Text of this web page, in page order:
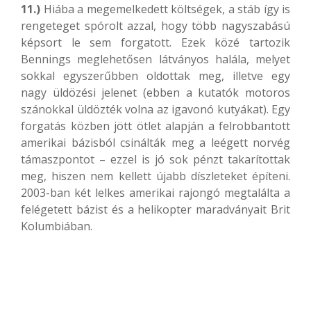
11.) Hiába a megemelkedett költségek, a stáb így is
rengeteget spórolt azzal, hogy több nagyszabású
képsort le sem forgatott. Ezek közé tartozik
Bennings meglehetősen látványos halála, melyet
sokkal egyszerűbben oldottak meg, illetve egy
nagy üldözési jelenet (ebben a kutatók motoros
szánokkal üldözték volna az igavonó kutyákat). Egy
forgatás közben jött ötlet alapján a felrobbantott
amerikai bázisból csinálták meg a leégett norvég
támaszpontot – ezzel is jó sok pénzt takarítottak
meg, hiszen nem kellett újabb díszleteket építeni.
2003-ban két lelkes amerikai rajongó megtalálta a
felégetett bázist és a helikopter maradványait Brit
Kolumbiában.